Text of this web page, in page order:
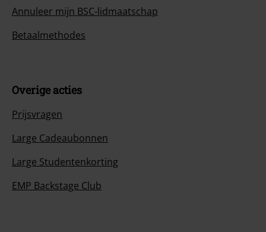
Annuleer mijn BSC-lidmaatschap
Betaalmethodes
Overige acties
Prijsvragen
Large Cadeaubonnen
Large Studentenkorting
EMP Backstage Club